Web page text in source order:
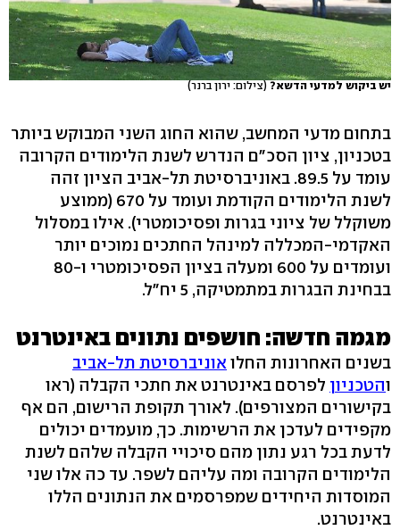
יש ביקוש למדעי הדשא? (צילום: ירון ברנר)
בתחום מדעי המחשב, שהוא החוג השני המבוקש ביותר
בטכניון, ציון הסכ"ם הנדרש לשנת הלימודים הקרובה
עומד על 89.5. באוניברסיטת תל-אביב הציון זהה
לשנת הלימודים הקודמת ועומד על 670 (ממוצע
משוקלל של ציוני בגרות ופסיכומטרי). אילו במסלול
האקדמי-המכללה למינהל החתכים נמוכים יותר
ועומדים על 600 ומעלה בציון הפסיכומטרי ו-80
בבחינת הבגרות במתמטיקה, 5 יח"ל.
מגמה חדשה: חושפים נתונים באינטרנט
בשנים האחרונות החלואוניברסיטת תל-אביב
והטכניון לפרסם באינטרנט את חתכי הקבלה (ראו
בקישורים המצורפים). לאורך תקופת הרישום, הם אף
מקפידים לעדכן את הרשימות. כך, מועמדים יכולים
לדעת בכל רגע נתון מהם סיכויי הקבלה שלהם לשנת
הלימודים הקרובה ומה עליהם לשפר. עד כה אלו שני
המוסדות היחידים שמפרסמים את הנתונים הללו
באינטרנט.